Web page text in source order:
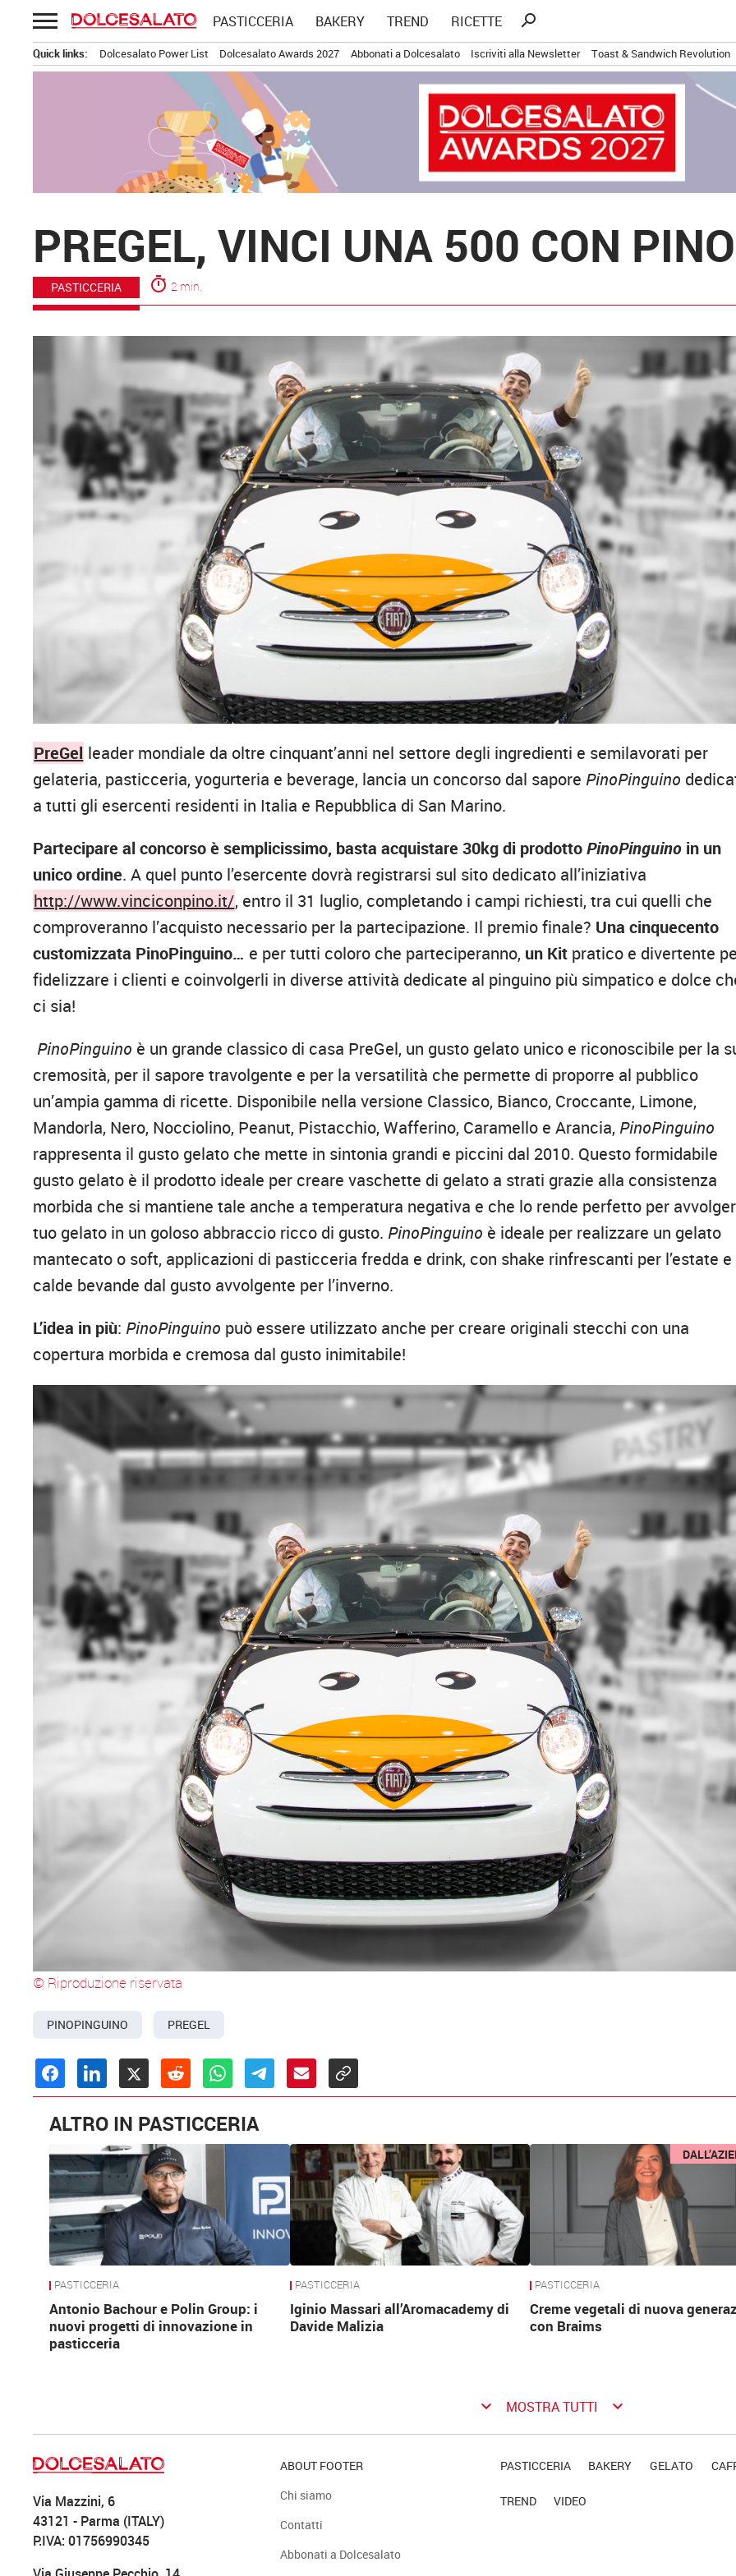
Passa
al
contenuto
PASTICCERIA BAKERY TREND RICETTE
Ricerca
search
Quick links: Dolcesalato Power List Dolcesalato Awards 2027 Abbonati a Dolcesalato Iscriviti alla Newsletter Toast & Sandwich Revolution
PREGEL, VINCI UNA 500 CON
PASTICCERIA timer 2 min.
PreGel leader mondiale da oltre cinquant’anni nel settore degli ingredienti e semilavorati per
gelateria, pasticceria, yogurteria e beverage, lancia un concorso dal sapore PinoPinguino
a tutti gli esercenti residenti in Italia e Repubblica di San Marino.
Partecipare al concorso è semplicissimo, basta acquistare 30kg di prodottoPinoPinguino in un
unico ordine. A quel punto l’esercente dovrà registrarsi sul sito dedicato all’iniziativa
http://www.vinciconpino.it/, entro il 31 luglio, completando i campi richiesti, tra cui quelli che
comproveranno l’acquisto necessario per la partecipazione. Il premio finale? Una cinquecento
customizzata PinoPinguino… e per tutti coloro che parteciperanno, un Kit pratico e divertente
fidelizzare i clienti e coinvolgerli in diverse attività dedicate al pinguino più simpatico e dolce
ci sia!
PinoPinguino è un grande classico di casa PreGel, un gusto gelato unico e riconoscibile per la
cremosità, per il sapore travolgente e per la versatilità che permette di proporre al pubblico
un’ampia gamma di ricette. Disponibile nella versione Classico, Bianco, Croccante, Limone,
Mandorla, Nero, Nocciolino, Peanut, Pistacchio, Wafferino, Caramello e Arancia, PinoPinguino
rappresenta il gusto gelato che mette in sintonia grandi e piccini dal 2010. Questo formidabile
gusto gelato è il prodotto ideale per creare vaschette di gelato a strati grazie alla consistenza
morbida che si mantiene tale anche a temperatura negativa e che lo rende perfetto per
tuo gelato in un goloso abbraccio ricco di gusto. PinoPinguino è ideale per realizzare un gelato
mantecato o soft, applicazioni di pasticceria fredda e drink, con shake rinfrescanti per l’estate e
calde bevande dal gusto avvolgente per l’inverno.
L’idea in più: PinoPinguino può essere utilizzato anche per creare originali stecchi con una
copertura morbida e cremosa dal gusto inimitabile!
© Riproduzione riservata
PINOPINGUINO PREGEL
ALTRO IN PASTICCERIA
PASTICCERIA
Antonio Bachour e Polin Group: i
nuovi progetti di innovazione in
pasticceria
PASTICCERIA
Iginio Massari all’Aromacademy di
Davide Malizia
PASTICCERIA
Creme vegetali di nuova
con Braims
keyboard_arrow_down MOSTRA TUTTI keyboard_arrow_down
Via Mazzini, 6
43121 - Parma (ITALY)
P.IVA: 01756990345
ABOUT FOOTER
Chi siamo
Contatti
Abbonati a Dolcesalato
PASTICCERIA BAKERY GELATO
TREND VIDEO